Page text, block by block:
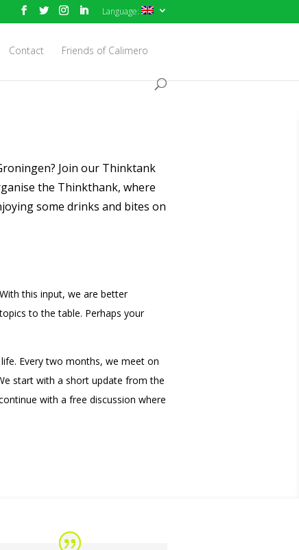
Language:
Contact Friends of Calimero
Join our Thinktank
the Thinkthank, where
some drinks and bites on
this input, we are better
to the table. Perhaps your
Every two months, we meet on
start with a short update from the
with a free discussion where